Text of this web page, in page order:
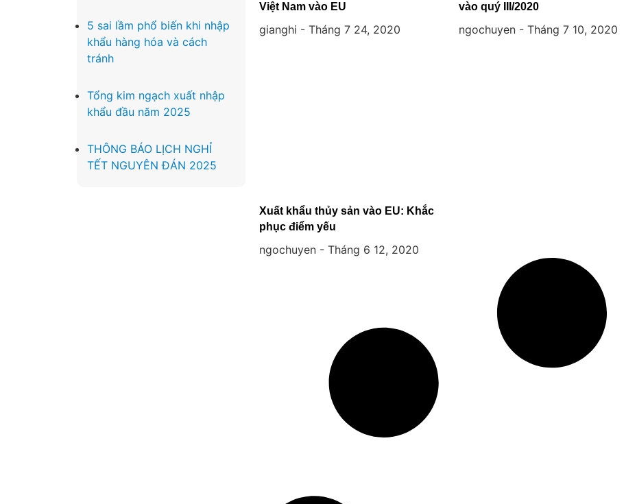
5 sai lầm phổ biến khi nhập
khẩu hàng hóa và cách
tránh
Tổng kim ngạch xuất nhập
khẩu đầu năm 2025
THÔNG BÁO LỊCH NGHỈ
TẾT NGUYÊN ĐÁN 2025
Việt Nam vào EU
gianghi Tháng 7 24, 2020
vào quý III/2020
ngochuyen Tháng 7 10, 2020
Xuất khẩu thủy sản vào EU: Khắc
phục điểm yếu
ngochuyen Tháng 6 12, 2020